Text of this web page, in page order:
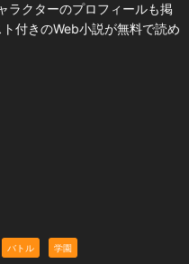
ラクターのプロフィールも掲
付きのWeb小説が無料で読め
バトル 学園